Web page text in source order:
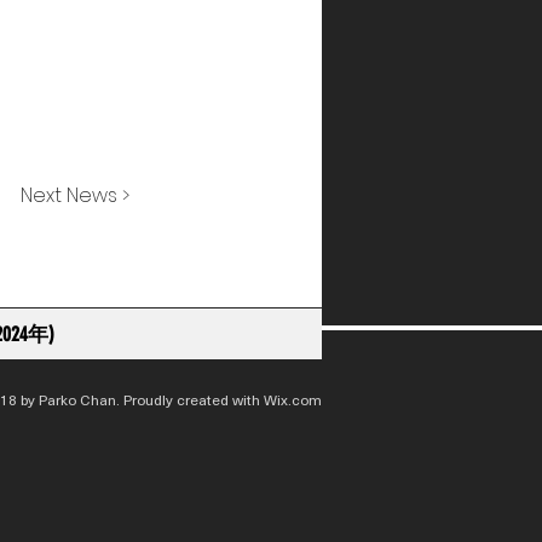
Next News >
年)
by Parko Chan. Proudly created with Wix.com